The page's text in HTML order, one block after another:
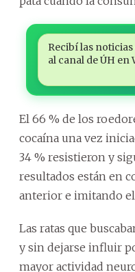
Recibí las
al canal de ÚH en
El 66 % de los
cocaína una vez
34 % resistieron y
resultados están en
anterior e imitando
Las ratas que
y sin dejarse influir
mayor actividad